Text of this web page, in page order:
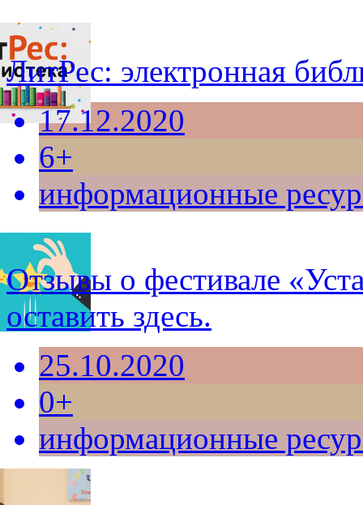
ЛитРес: электронная
17.12.2020
6+
информационные
Отзывы о фестивале
оставить здесь.
25.10.2020
0+
информационные